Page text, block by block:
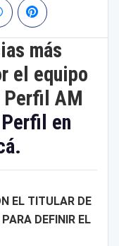
más
el equipo
AM
en
EL TITULAR DE
DEFINIR EL